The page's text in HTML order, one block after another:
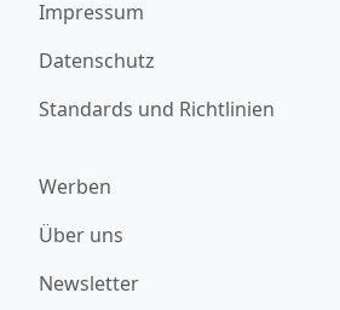
Impressum
Datenschutz
Standards und Richtlinien
Werben
Über uns
Newsletter